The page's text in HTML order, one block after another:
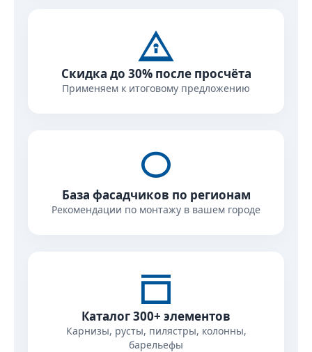
Скидка до 30% после просчёта
Применяем к итоговому предложению
База фасадчиков по регионам
Рекомендации по монтажу в вашем городе
Каталог 300+ элементов
Карнизы, русты, пилястры, колонны,
барельефы